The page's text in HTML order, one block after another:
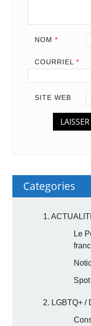
NOM *
COURRIEL *
SITE WEB
Categories
1.
Le
2. LGBTQ+ /